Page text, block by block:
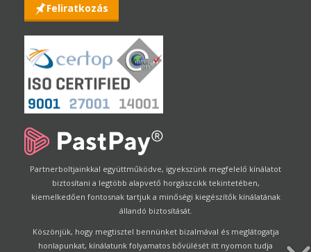
Feliratkozás
Partnerboltjainkkal együttműködve, igyekszünk megfelelő kínálatot
biztosítani a legtöbb alapvető horgászcikk tekintetében,
kiemelkedően fontosnak tartjuk a minőségi kiegészítők kínálatának
állandó biztosítását.
Köszönjük, hogy megtisztel bennünket bizalmával és meglátogatja
honlapunkat, kínálatunk folyamatos bővülését itt nyomon tudja